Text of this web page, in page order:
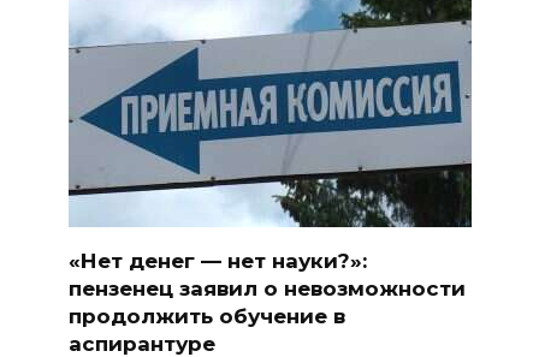
«Нет денег — нет науки?»:
пензенец заявил о невозможности
продолжить обучение в
аспирантуре